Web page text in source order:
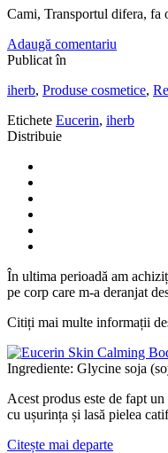
Cami, Transportul difera, fa
Adaugă comentariu
Publicat în
iherb, Produse cosmetice,
Etichete Eucerin, iherb
Distribuie
În ultima perioadă am
pe corp care m-a deranjat
Citiți mai multe informații
Ingrediente: Glycine soja
Acest produs este de fapt
cu ușurința și lasă pielea
Citește mai departe